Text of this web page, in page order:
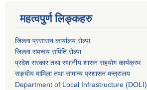
महत्वपुर्ण लिङ्कहरु
जिल्ला प्रसासन कार्यालय,राेल्पा
जिल्ला समन्वय समिति रोल्पा
प्रदेश सरकार तथा स्थानीय शासन सहयाेग कार्यक्रम
सङ्‍घीय मामिला तथा सामान्य प्रशासन मन्त्रालय
Department of Local Infrastructure (DOLI)